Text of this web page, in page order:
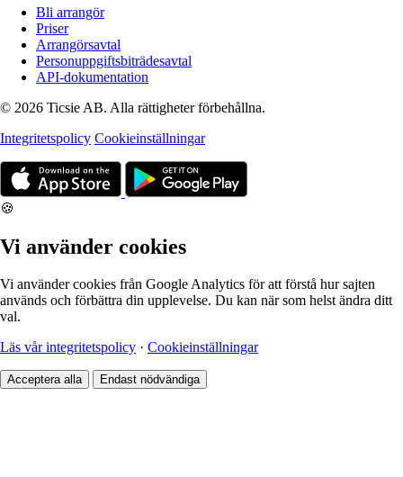
Bli arrangör
Priser
Arrangörsavtal
Personuppgiftsbiträdesavtal
API-dokumentation
© 2026 Ticsie AB. Alla rättigheter förbehållna.
Integritetspolicy Cookieinställningar
🍪
Vi använder cookies
Vi använder cookies från Google Analytics för att förstå hur sajten
används och förbättra din upplevelse. Du kan när som helst ändra ditt
val.
Läs vår integritetspolicy · Cookieinställningar
Acceptera alla Endast nödvändiga